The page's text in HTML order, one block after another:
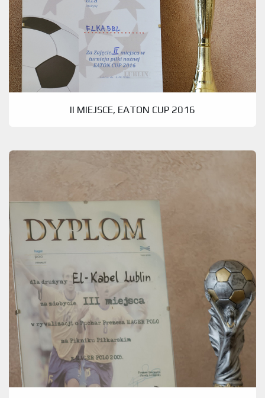
II MIEJSCE, EATON CUP 2016